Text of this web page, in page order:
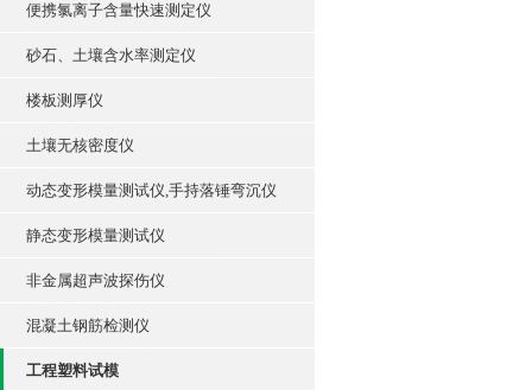
便携氯离子含量快速测定仪
砂石、土壤含水率测定仪
楼板测厚仪
土壤无核密度仪
动态变形模量测试仪,手持落锤弯沉仪
静态变形模量测试仪
非金属超声波探伤仪
混凝土钢筋检测仪
工程塑料试模